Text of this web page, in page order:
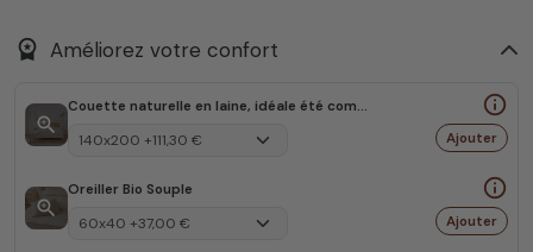
workspace_premium Améliorez votre confort
zoom_in
Couette naturelle en laine, idéale été comme hiver info_outline
Ajouter
zoom_in
Oreiller Bio Souple info_outline
Ajouter